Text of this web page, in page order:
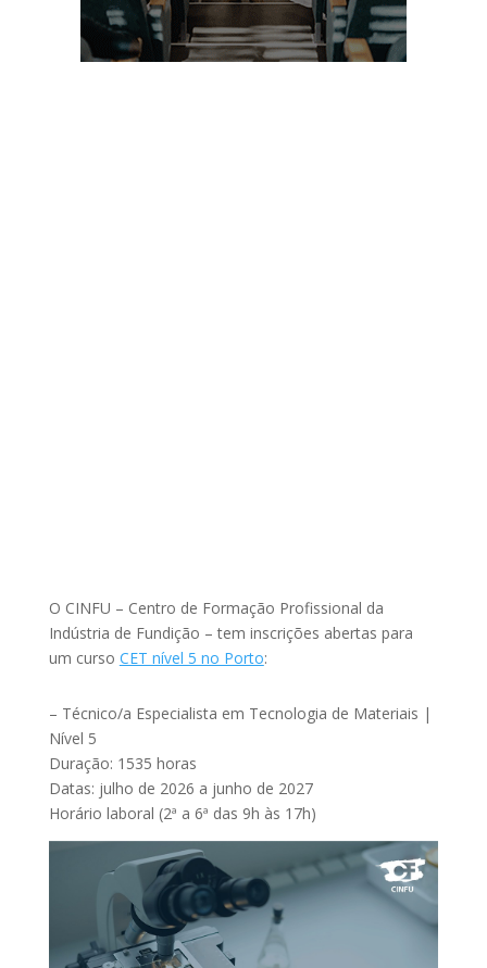
O CINFU – Centro de Formação Profissional da
Indústria de Fundição – tem inscrições abertas para
um curso CET nível 5 no Porto:
– Técnico/a Especialista em Tecnologia de Materiais |
Nível 5
Duração: 1535 horas
Datas: julho de 2026 a junho de 2027
Horário laboral (2ª a 6ª das 9h às 17h)